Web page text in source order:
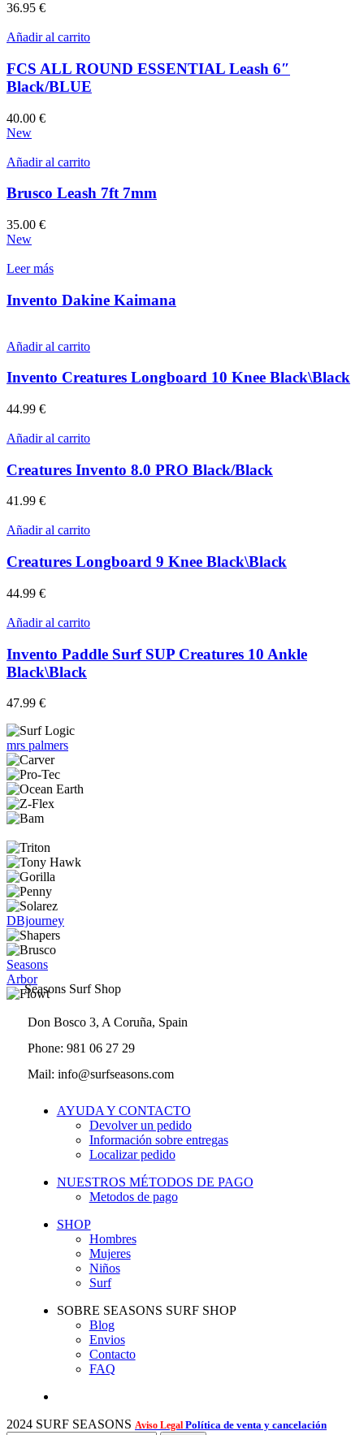
36.95 €
Añadir al carrito
FCS ALL ROUND ESSENTIAL Leash 6″
Black/BLUE
40.00 €
New
Añadir al carrito
Brusco Leash 7ft 7mm
35.00 €
New
Leer más
Invento Dakine Kaimana
Añadir al carrito
Invento Creatures Longboard 10 Knee Black\Black
44.99 €
Añadir al carrito
Creatures Invento 8.0 PRO Black/Black
41.99 €
Añadir al carrito
Creatures Longboard 9 Knee Black\Black
44.99 €
Añadir al carrito
Invento Paddle Surf SUP Creatures 10 Ankle
Black\Black
47.99 €
mrs palmers
DBjourney
Seasons
Arbor
Seasons Surf Shop
Don Bosco 3, A Coruña, Spain
Phone: 981 06 27 29
Mail: info@surfseasons.com
AYUDA Y CONTACTO
Devolver un pedido
Información sobre entregas
Localizar pedido
NUESTROS MÉTODOS DE PAGO
Metodos de pago
SHOP
Hombres
Mujeres
Niños
Surf
SOBRE SEASONS SURF SHOP
Blog
Envios
Contacto
FAQ
2024 SURF SEASONS Aviso Legal Política de venta y cancelación